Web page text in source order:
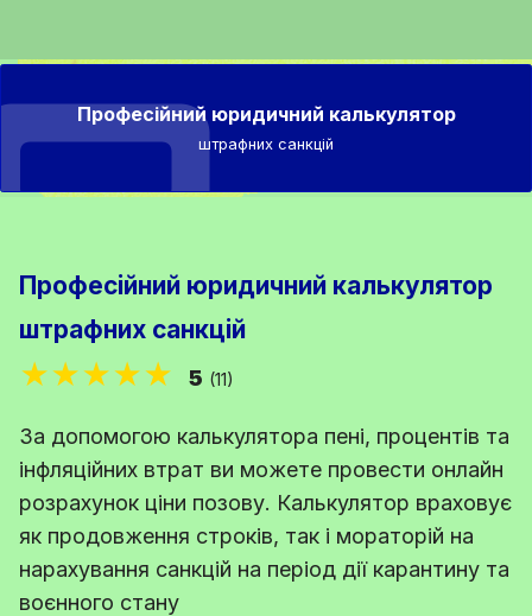
Професійний юридичний калькулятор
штрафних санкцій
Професійний юридичний калькулятор
штрафних санкцій
★★★★★ 5 (11)
За допомогою калькулятора пені, процентів та
інфляційних втрат ви можете провести онлайн
розрахунок ціни позову. Калькулятор враховує
як продовження строків, так і мораторій на
нарахування санкцій на період дії карантину та
воєнного стану